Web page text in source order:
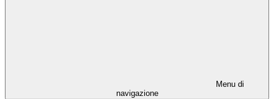
Menu di
navigazione